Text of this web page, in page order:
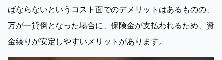
ばならないというコスト面でのデメリットはあるものの、
万が一貸倒となった場合に、保険金が支払われるため、資
金繰りが安定しやすいメリットがあります。